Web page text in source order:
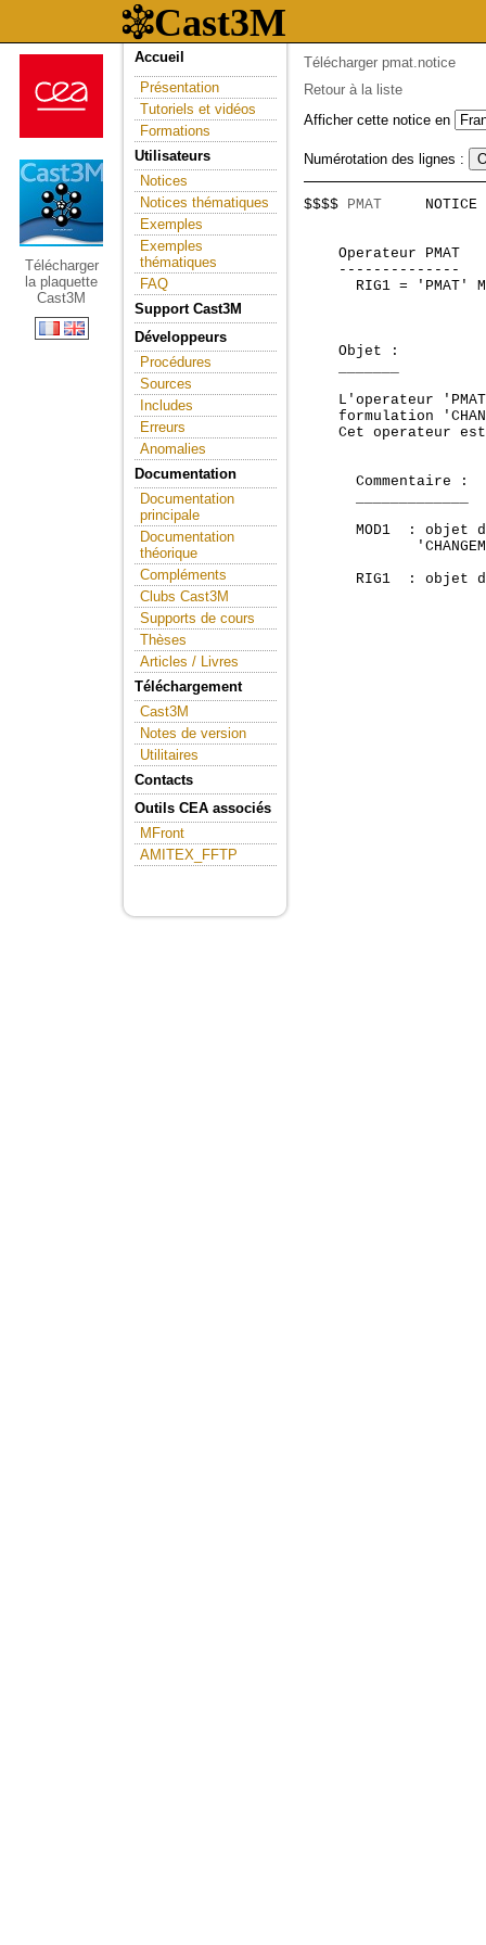
Télécharger
la plaquette
Cast3M
Accueil
Présentation
Tutoriels et vidéos
Formations
Utilisateurs
Notices
Notices thématiques
Exemples
Exemples
thématiques
FAQ
Support Cast3M
Développeurs
Procédures
Sources
Includes
Erreurs
Anomalies
Documentation
Documentation
principale
Documentation
théorique
Compléments
Clubs Cast3M
Supports de cours
Thèses
Articles / Livres
Téléchargement
Cast3M
Notes de version
Utilitaires
Contacts
Outils CEA associés
MFront
AMITEX_FFTP
Télécharger pmat.notice
Retour à la liste
Afficher cette notice en
Numérotation des lignes :
$$$$ PMAT
Operateur PMAT
RIG1 = 'PMAT'
    Objet :
L'operateur
formulation
Cet operateur
      Commentaire :
MOD1  : objet
RIG1  : objet